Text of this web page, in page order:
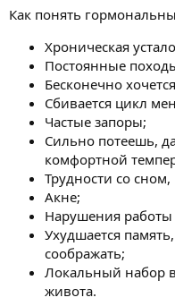
Как понять
Хроническая
Постоянные
Бесконечно
Сбивается цикл
Частые запоры;
Сильно потеешь,
комфортной
Трудности со
Акне;
Нарушения работы
Ухудшается
соображать;
Локальный набор
живота.